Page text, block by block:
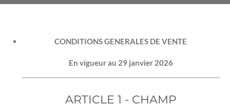
principal
CONDITIONS GENERALES DE VENTE
En vigueur au 29 janvier 2026
ARTICLE 1 - CHAMP